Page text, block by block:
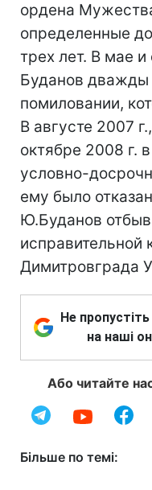
ордена
определенные
трех лет. В мае
Буданов дважды
помиловании,
В августе 2007
октябре 2008 г.
условно-
ему было
Ю.Буданов
исправительной
Димитровграда
Не
на наші
Або читайте
Більше по темі: